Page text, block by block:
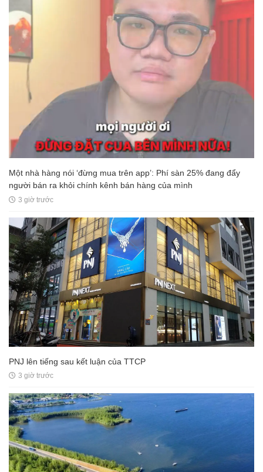
Một nhà hàng nói ‘đừng mua trên app’: Phí sàn 25% đang đẩy
người bán ra khỏi chính kênh bán hàng của mình
3 giờ trước
PNJ lên tiếng sau kết luận của TTCP
3 giờ trước